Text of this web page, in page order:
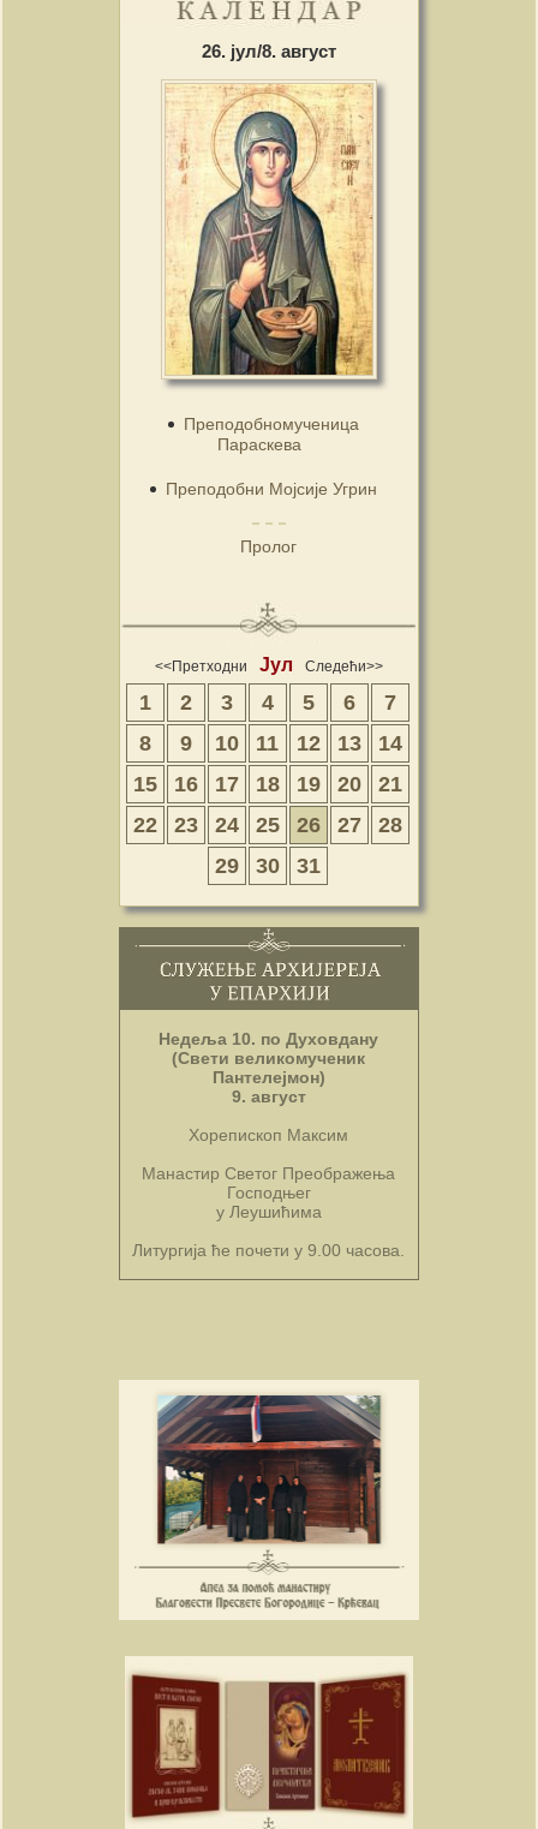
26. јул/8. август
Преподобномученица
Параскева
Преподобни Мојсије Угрин
Пролог
<<Претходни Јул Следећи>>
1 2 3 4 5 6
7
8
9 10 11 12 13
14
15
16 17 18 19 20
21
22
23 24 25 26 27
28
29
30 31
Недеља 10. по Духовдану
(Свети великомученик
Пантелејмон)
9. август
Хорепископ Максим
Манастир Светог Преображења
Господњег
у Леушићима
Литургија ће почети у 9.00 часова.